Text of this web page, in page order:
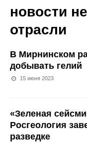
новости
отрасли
В Мирнинском
добывать гелий
15 июня 2023
«Зеленая
Росгеология
разведке